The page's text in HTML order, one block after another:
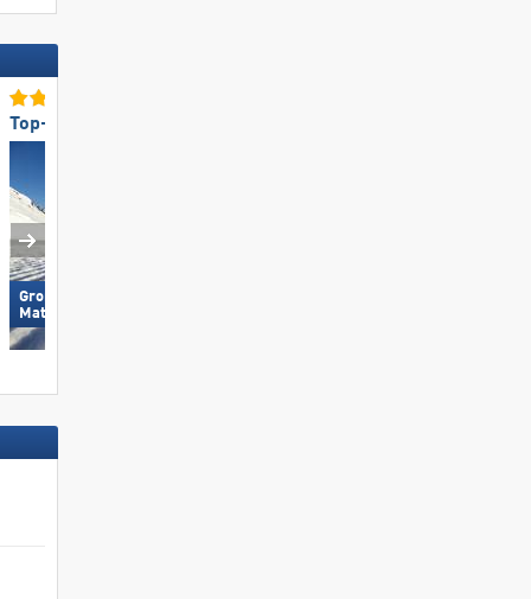
Top-Pistenpräparierung
Großglockner Resort Kals-
Matrei